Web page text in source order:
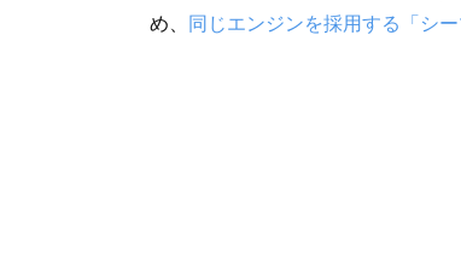
め、 同じエンジンを採用する「シ